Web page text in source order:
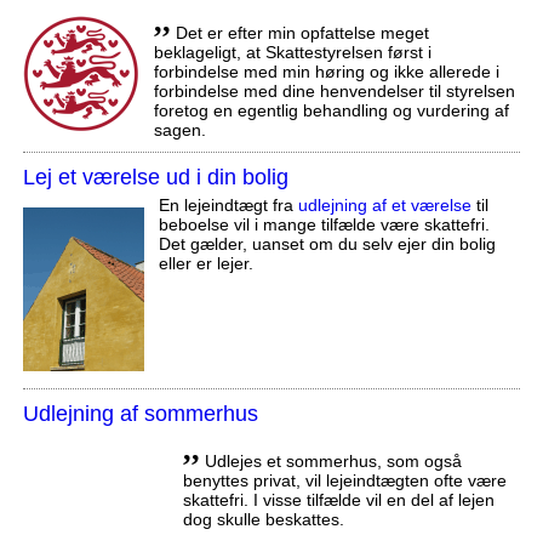
,, Det er efter min opfattelse meget
beklageligt, at Skattestyrelsen først i
forbindelse med min høring og ikke allerede i
forbindelse med dine henvendelser til styrelsen
foretog en egentlig behandling og vurdering af
sagen.
Lej et værelse ud i din bolig
En lejeindtægt fra udlejning af et værelsetil
beboelse vil i mange tilfælde være skattefri.
Det gælder, uanset om du selv ejer din bolig
eller er lejer.
Udlejning af sommerhus
,, Udlejes et sommerhus, som også
benyttes privat, vil lejeindtægten ofte være
skattefri. I visse tilfælde vil en del af lejen
dog skulle beskattes.